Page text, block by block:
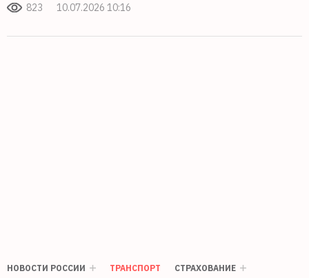
823 10.07.2026 10:16
НОВОСТИ РОССИИ ТРАНСПОРТ
СТРАХОВАНИЕ